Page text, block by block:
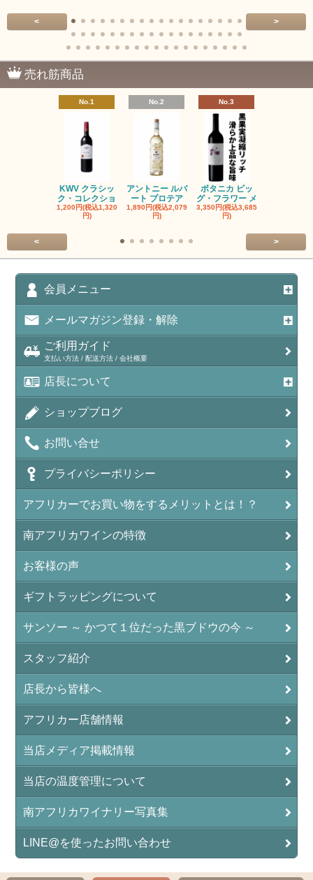
< >
売れ筋商品
No.1
KWV クラシッ
ク・コレクショ
1,200円(税込1,320
円)
No.2
アントニー ルパ
ート プロテア
1,890円(税込2,079
円)
No.3
ボタニカ ビッ
グ・フラワー メ
3,350円(税込3,685
円)
< >
会員メニュー
メールマガジン登録・解除
ご利用ガイド
支払い方法 / 配送方法 / 会社概要
店長について
ショップブログ
お問い合せ
プライバシーポリシー
アフリカーでお買い物をするメリットとは！？
南アフリカワインの特徴
お客様の声
ギフトラッピングについて
サンソー ～ かつて１位だった黒ブドウの今 ～
スタッフ紹介
店長から皆様へ
アフリカー店舗情報
当店メディア掲載情報
当店の温度管理について
南アフリカワイナリー写真集
LINE@を使ったお問い合わせ